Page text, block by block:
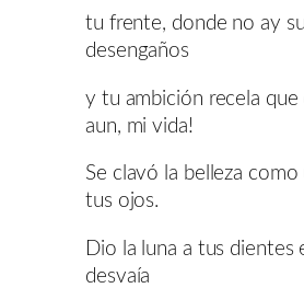
tu frente, donde no ay
desengaños
y tu ambición recela que
aun, mi vida!
Se clavó la belleza como
tus ojos.
Dio la luna a tus dientes
desvaía